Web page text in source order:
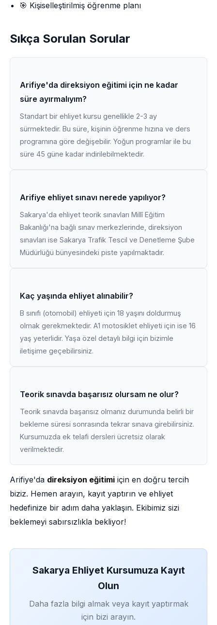
🎯 Kişiselleştirilmiş öğrenme planı
Sıkça Sorulan Sorular
Arifiye'da direksiyon eğitimi için ne kadar
süre ayırmalıyım?
Standart bir ehliyet kursu genellikle 2-3 ay
sürmektedir. Bu süre, kişinin öğrenme hızına ve ders
programına göre değişebilir. Yoğun programlar ile bu
süre 45 güne kadar indirilebilmektedir.
Arifiye ehliyet sınavı nerede yapılıyor?
Sakarya'da ehliyet teorik sınavları Millî Eğitim
Bakanlığı'na bağlı sınav merkezlerinde, direksiyon
sınavları ise Sakarya Trafik Tescil ve Denetleme Şube
Müdürlüğü bünyesindeki piste yapılmaktadır.
Kaç yaşında ehliyet alınabilir?
B sınıfı (otomobil) ehliyeti için 18 yaşını doldurmuş
olmak gerekmektedir. A1 motosiklet ehliyeti için ise 16
yaş yeterlidir. Yaşa özel detaylı bilgi için bizimle
iletişime geçebilirsiniz.
Teorik sınavda başarısız olursam ne olur?
Teorik sınavda başarısız olmanız durumunda belirli bir
bekleme süresi sonrasında tekrar sınava girebilirsiniz.
Kursumuzda ek telafi dersleri ücretsiz olarak
verilmektedir.
Arifiye'da direksiyon eğitimi için en doğru tercih
biziz. Hemen arayın, kayıt yaptırın ve ehliyet
hedefinize bir adım daha yaklaşın. Ekibimiz sizi
beklemeyi sabırsızlıkla bekliyor!
Sakarya Ehliyet Kursumuza Kayıt
Olun
Daha fazla bilgi almak veya kayıt yaptırmak
için bizi arayın.